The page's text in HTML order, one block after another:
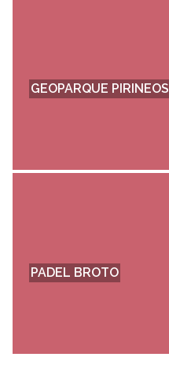
GEOPARQUE PIRINEOS
PADEL BROTO